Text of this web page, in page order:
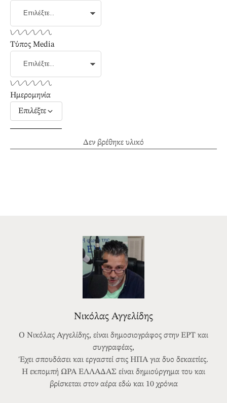
Δεν βρέθηκε υλικό
Τύπος Media
Ημερομηνία
Επιλέξτε
Νικόλας Αγγελίδης
Ο Νικόλας Αγγελίδης, είναι δημοσιογράφος στην ΕΡΤ και
συγγραφέας,
Έχει σπουδάσει και εργαστεί στις ΗΠΑ για δυο δεκαετίες.
Η εκπομπή ΩΡΑ ΕΛΛΑΔΑΣ είναι δημιούργημα του και
βρίσκεται στον αέρα εδώ και 10 χρόνια